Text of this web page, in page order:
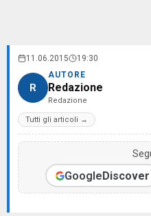
11.06.2015 19:30
R
AUTORE
Redazione
Redazione
Tutti gli articoli →
GoogleDiscover